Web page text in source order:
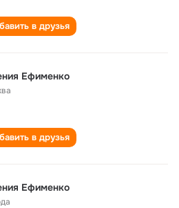
в друзья
Ефименко
в друзья
Ефименко